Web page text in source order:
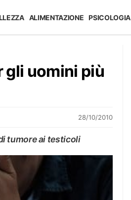
ALIMENTAZIONE PSICOLOGIA
gli uomini più
28/10/2010
tumore ai testicoli